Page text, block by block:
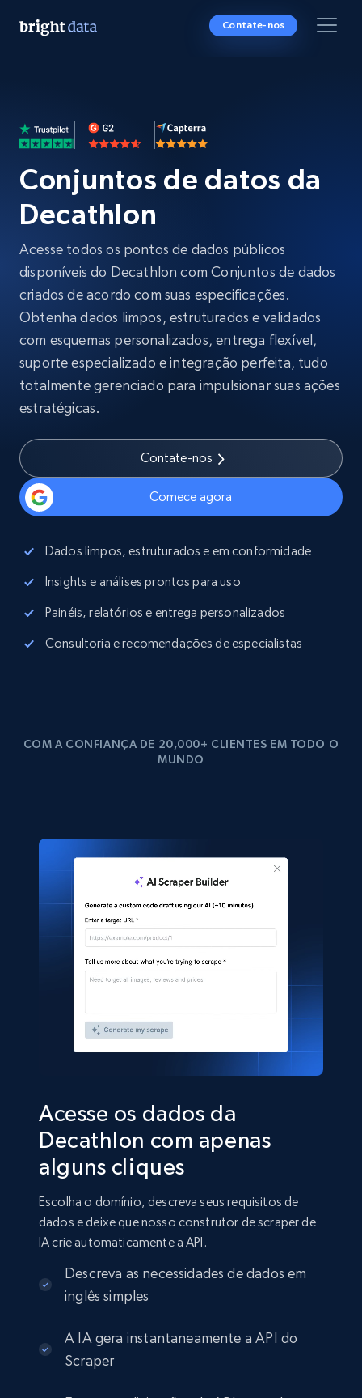
Contate-nos
Conjuntos de datos da
Decathlon
Acesse todos os pontos de dados públicos
disponíveis do Decathlon com Conjuntos de dados
criados de acordo com suas especificações.
Obtenha dados limpos, estruturados e validados
com esquemas personalizados, entrega flexível,
suporte especializado e integração perfeita, tudo
totalmente gerenciado para impulsionar suas ações
estratégicas.
Contate-nos
Comece agora
Dados limpos, estruturados e em conformidade
Insights e análises prontos para uso
Painéis, relatórios e entrega personalizados
Consultoria e recomendações de especialistas
COM A CONFIANÇA DE 20,000+ CLIENTES EM TODO O
MUNDO
Acesse os dados da
Decathlon com apenas
alguns cliques
Escolha o domínio, descreva seus requisitos de
dados e deixe que nosso construtor de scraper de
IA crie automaticamente a API.
Descreva as necessidades de dados em
inglês simples
A IA gera instantaneamente a API do
Scraper